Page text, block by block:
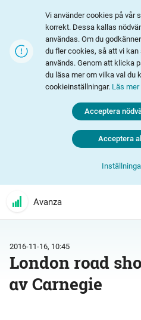
Vi använder cookies på vår
korrekt. Dessa kallas
användas. Om du
du fler cookies, så att vi
används. Genom att klicka
du läsa mer om vilka val du
cookieinställningar. Läs
Acceptera
Acceptera
Avanza
2016-11-16, 10:45
London road
av Carnegie